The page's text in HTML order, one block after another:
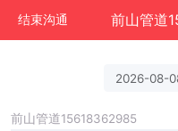
结束沟通
2026-08-
前山管道15618362985